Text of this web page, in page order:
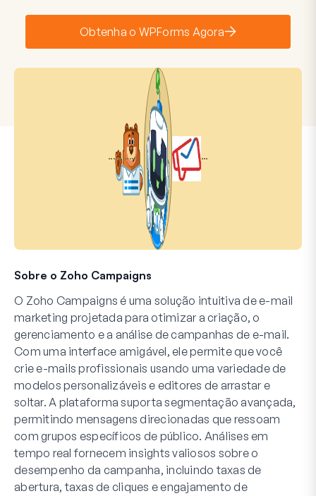
Obtenha o WPForms Agora
Sobre o Zoho Campaigns
O Zoho Campaigns é uma solução intuitiva de e-mail
marketing projetada para otimizar a criação, o
gerenciamento e a análise de campanhas de e-mail.
Com uma interface amigável, ele permite que você
crie e-mails profissionais usando uma variedade de
modelos personalizáveis e editores de arrastar e
soltar. A plataforma suporta segmentação avançada,
permitindo mensagens direcionadas que ressoam
com grupos específicos de público. Análises em
tempo real fornecem insights valiosos sobre o
desempenho da campanha, incluindo taxas de
abertura, taxas de cliques e engajamento de